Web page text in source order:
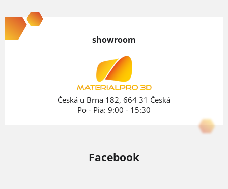
á
p
showroom
Česká u Brna 182, 664 31 Česká
Po - Pia: 9:00 - 15:30
Facebook